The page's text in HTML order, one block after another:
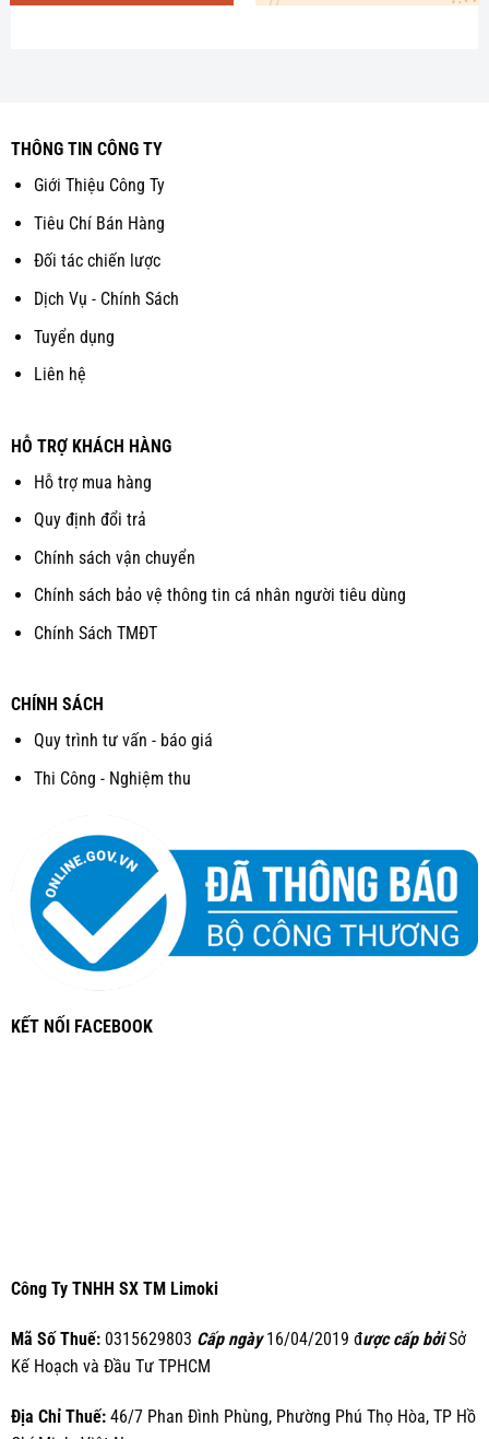
THÔNG TIN CÔNG TY
Giới Thiệu Công Ty
Tiêu Chí Bán Hàng
Đối tác chiến lược
Dịch Vụ - Chính Sách
Tuyển dụng
Liên hệ
HỖ TRỢ KHÁCH HÀNG
Hỗ trợ mua hàng
Quy định đổi trả
Chính sách vận chuyển
Chính sách bảo vệ thông tin cá nhân người tiêu dùng
Chính Sách TMĐT
CHÍNH SÁCH
Quy trình tư vấn - báo giá
Thi Công - Nghiệm thu
KẾT NỐI FACEBOOK
Công Ty TNHH SX TM Limoki
Mã Số Thuế:0315629803 Cấp ngày16/04/2019 được cấp bởiSở
Kế Hoạch và Đầu Tư TPHCM
Địa Chỉ Thuế:46/7 Phan Đình Phùng, Phường Phú Thọ Hòa, TP Hồ